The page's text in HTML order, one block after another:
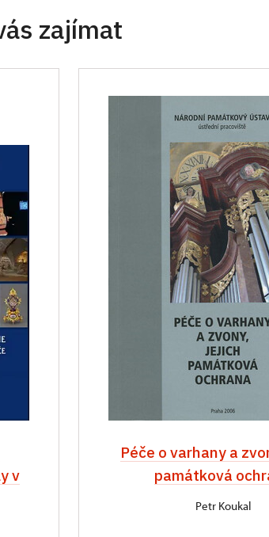
zajímat
v
Péče o varhany a
památková
Petr Koukal